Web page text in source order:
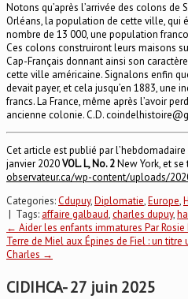
Notons qu’après l’arrivée des colons
Orléans, la population de cette ville, qui
nombre de 13 000, une population
Ces colons construiront leurs maisons
Cap-Français donnant ainsi son
cette ville américaine. Signalons enfin
devait payer, et cela jusqu’en 1883, une
francs. La France, même après l’avoir
ancienne colonie. C.D.
Cet article est publié par
janvier 2020VOL. L, No. 2New York, et se
observateur.ca/wp-content/uploads/
Categories:Cdupuy,Diplomatie,Europe,
| Tags: affaire galbaud,charles dupuy,
Post
navigation
← Aider les enfants immatures Par
Terre de Miel aux Épines de Fiel : un
Charles →
CIDIHCA- 27 juin 2025